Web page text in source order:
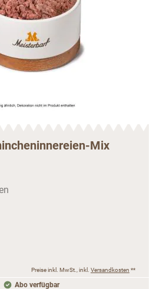
Mix
Preise inkl. MwSt., inkl. Versandkosten **
Abo verfügbar